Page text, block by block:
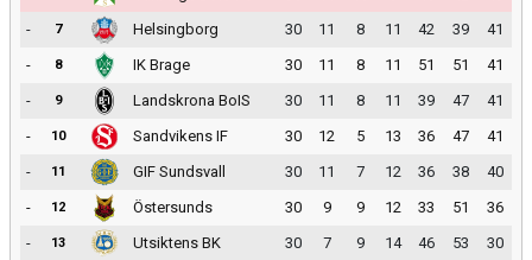
-
7 Helsingborg 30 11 8 11 42 39
41
-
8 IK Brage 30 11 8 11 51 51
41
-
9 Landskrona BoIS 30 11 8 11 39 47
41
-
10 Sandvikens IF 30 12 5 13 36 47
41
-
11 GIF Sundsvall 30 11 7 12 36 38
40
-
12 Östersunds 30 9 9 12 33 51
36
-
13 Utsiktens BK 30 7 9 14 46 53
30